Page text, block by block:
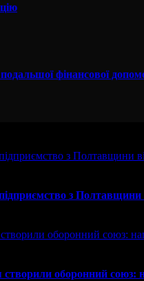
фінансової
з
оборонний союз: